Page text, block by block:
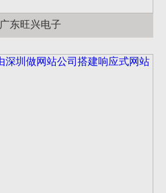
广东旺兴电子